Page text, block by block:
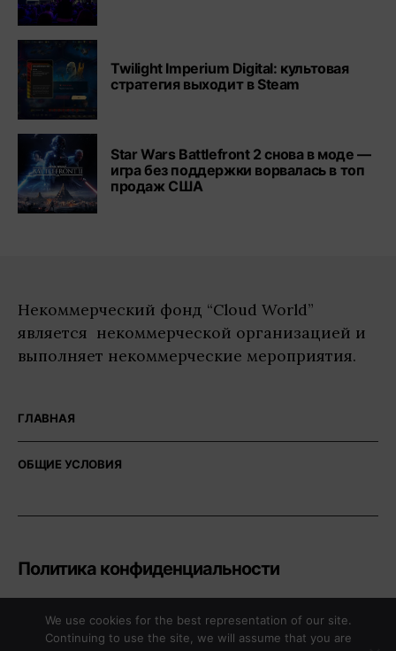
Twilight Imperium Digital: культовая
стратегия выходит в Steam
Star Wars Battlefront 2 снова в моде —
игра без поддержки ворвалась в топ
продаж США
Некоммерческий фонд “Cloud World”
является некоммерческой организацией и
выполняет некоммерческие мероприятия.
ГЛАВНАЯ
ОБЩИЕ УСЛОВИЯ
Политика конфиденциальности
We use cookies for the best representation of our site.
Continuing to use the site, we will assume that you are